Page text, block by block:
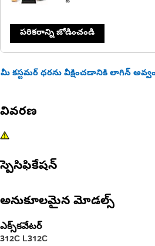
పరికరాన్ని జోడించండి
మీ కస్టమర్ ధరను వీక్షించడానికి లాగిన్
వివరణ
స్పెసిఫికేషన్
అనుకూలమైన మోడల్స్
ఎక్స్‌కవేటర్
312C L312C